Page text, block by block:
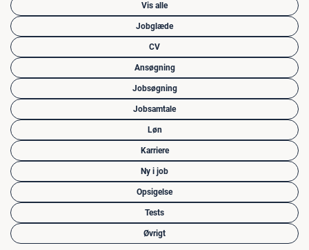
Vis alle
Jobglæde
CV
Ansøgning
Jobsøgning
Jobsamtale
Løn
Karriere
Ny i job
Opsigelse
Tests
Øvrigt